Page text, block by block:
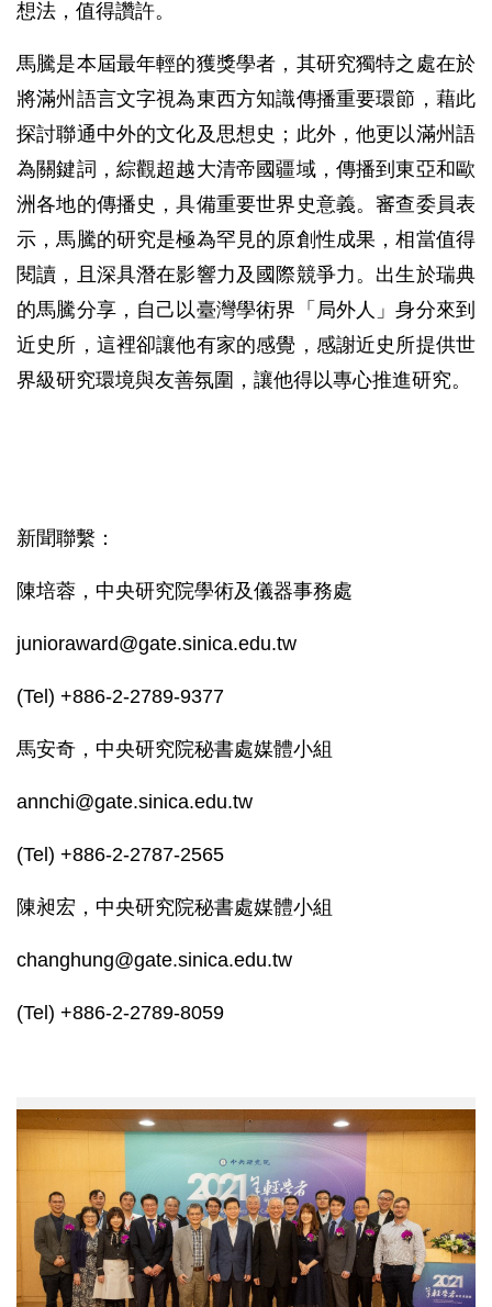
想法，值得讚許。
馬騰是本屆最年輕的獲獎學者，其研究獨特之處在於
將滿州語言文字視為東西方知識傳播重要環節，藉此
探討聯通中外的文化及思想史；此外，他更以滿州語
為關鍵詞，綜觀超越大清帝國疆域，傳播到東亞和歐
洲各地的傳播史，具備重要世界史意義。審查委員表
示，馬騰的研究是極為罕見的原創性成果，相當值得
閱讀，且深具潛在影響力及國際競爭力。出生於瑞典
的馬騰分享，自己以臺灣學術界「局外人」身分來到
近史所，這裡卻讓他有家的感覺，感謝近史所提供世
界級研究環境與友善氛圍，讓他得以專心推進研究。
新聞聯繫：
陳培蓉，中央研究院學術及儀器事務處
junioraward@gate.sinica.edu.tw
(Tel) +886-2-2789-9377
馬安奇，中央研究院秘書處媒體小組
annchi@gate.sinica.edu.tw
(Tel) +886-2-2787-2565
陳昶宏，中央研究院秘書處媒體小組
changhung@gate.sinica.edu.tw
(Tel) +886-2-2789-8059
2021
中
院
輕
學
者
研